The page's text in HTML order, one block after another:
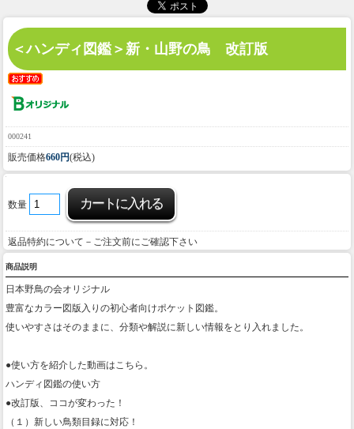
＜ハンディ図鑑＞新・山野の鳥 改訂版
000241
販売価格660円(税込)
数量
返品特約について－ご注文前にご確認下さい
商品説明
日本野鳥の会オリジナル
豊富なカラー図版入りの初心者向けポケット図鑑。
使いやすさはそのままに、分類や解説に新しい情報をとり入れました。
●使い方を紹介した動画はこちら。
ハンディ図鑑の使い方
●改訂版、ココが変わった！
（１）新しい鳥類目録に対応！